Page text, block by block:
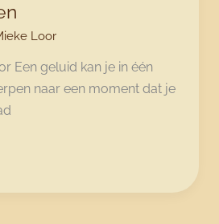
Loor
Een geluid kan je in één
naar een moment dat je